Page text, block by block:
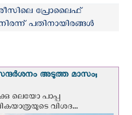
പ്രോലൈഫ്
പതിനായിരങ്ങള്‍
അടുത്ത മാസം;
ലെയോ പാപ്പ
വിശദ...